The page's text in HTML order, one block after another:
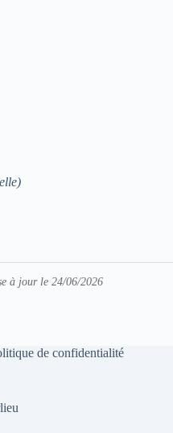
à jour le 24/06/2026
de confidentialité